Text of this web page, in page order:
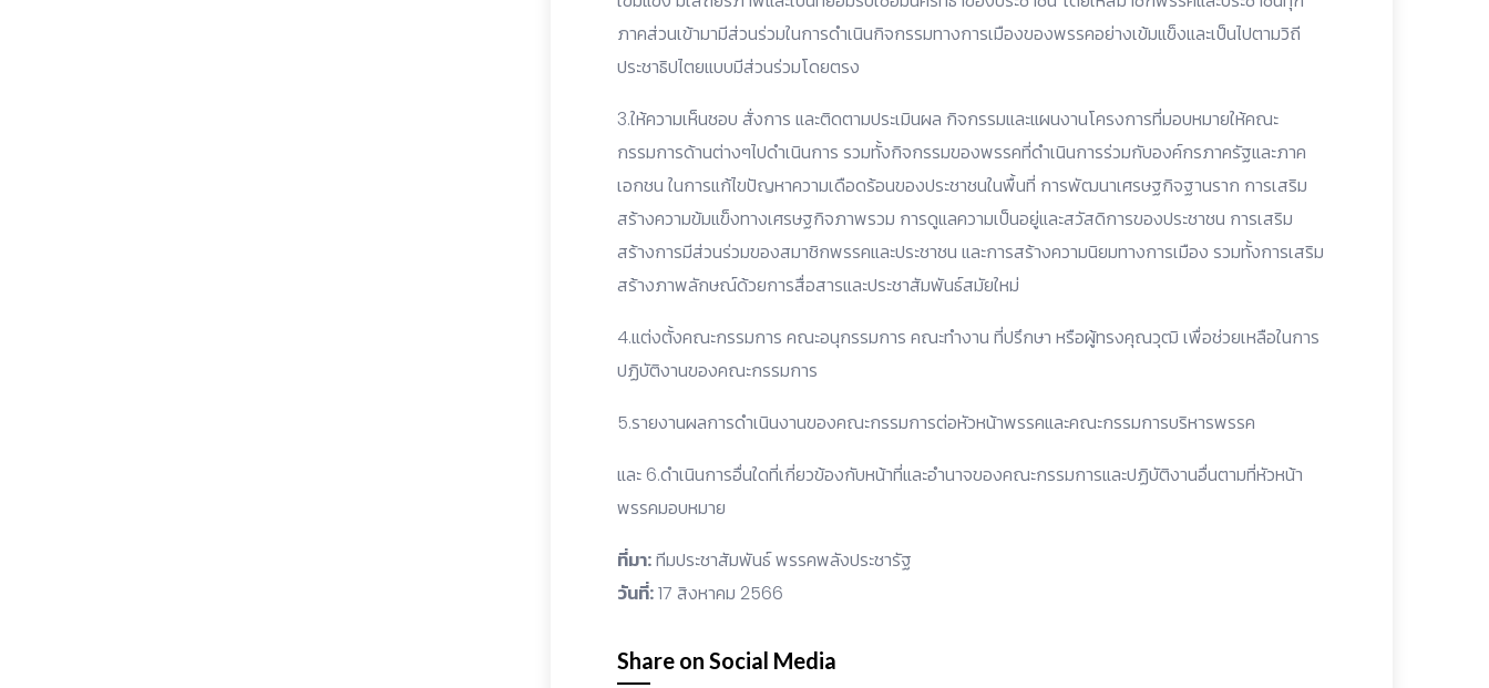
ภาคส่วนเข้ามามีส่วนร่วมในการดำเนินกิจกรรมทางการเมืองของพรรคอย่างเข้มแข็งและเป็นไปตามวิถี
ประชาธิปไตยแบบมีส่วนร่วมโดยตรง
3.ให้ความเห็นชอบ สั่งการ และติดตามประเมินผล กิจกรรมและแผนงานโครงการที่มอบหมายให้คณะ
กรรมการด้านต่างๆไปดำเนินการ รวมทั้งกิจกรรมของพรรคที่ดำเนินการร่วมกับองค์กรภาครัฐและภาค
เอกชน ในการแก้ไขปัญหาความเดือดร้อนของประชาชนในพื้นที่ การพัฒนาเศรษฐกิจฐานราก การเสริม
สร้างความข้มแข็งทางเศรษฐกิจภาพรวม การดูแลความเป็นอยู่และสวัสดิการของประชาชน การเสริม
สร้างการมีส่วนร่วมของสมาชิกพรรคและประชาชน และการสร้างความนิยมทางการเมือง รวมทั้งการเสริม
สร้างภาพลักษณ์ด้วยการสื่อสารและประชาสัมพันธ์สมัยใหม่
4.แต่งตั้งคณะกรรมการ คณะอนุกรรมการ คณะทำงาน ที่ปรึกษา หรือผู้ทรงคุณวุฒิ เพื่อช่วยเหลือในการ
ปฏิบัติงานของคณะกรรมการ
5.รายงานผลการดำเนินงานของคณะกรรมการต่อหัวหน้าพรรคและคณะกรรมการบริหารพรรค
และ 6.ดำเนินการอื่นใดที่เกี่ยวข้องกับหน้าที่และอำนาจของคณะกรรมการและปฏิบัติงานอื่นตามที่หัวหน้า
พรรคมอบหมาย
ที่มา:ทีมประชาสัมพันธ์ พรรคพลังประชารัฐ
วันที่:17 สิงหาคม 2566
Share on Social Media